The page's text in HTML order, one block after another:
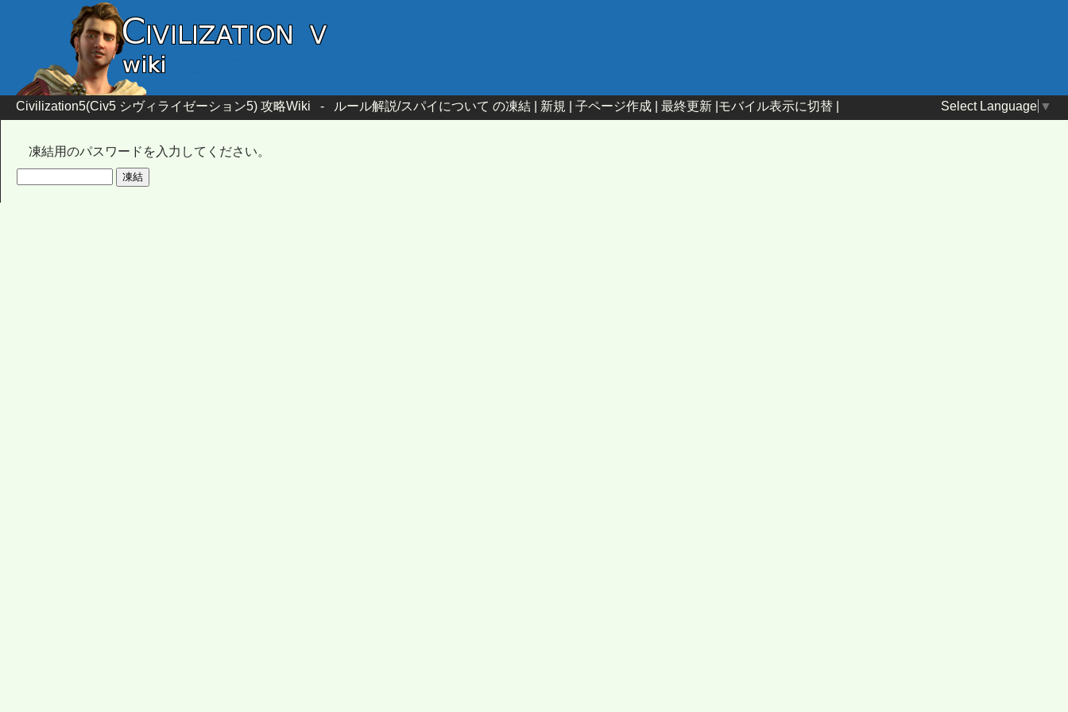
Civilization5(Civ5 シヴィライゼーション5) 攻略Wiki - ルール解説/スパイについて の凍結 | 新規 子ページ作成 最終更新 モバイル表示に切替 Select Language ▼
凍結用のパスワードを入力してください。